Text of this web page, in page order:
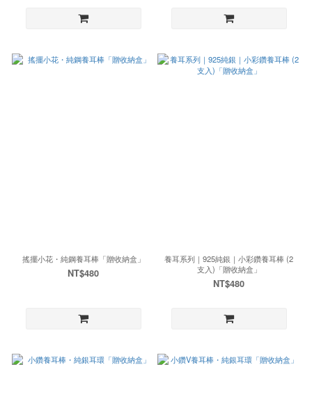
搖擺小花・純鋼養耳棒「贈收納盒」
NT$480
養耳系列｜925純銀｜小彩鑽養耳棒 (2
支入)「贈收納盒」
NT$480